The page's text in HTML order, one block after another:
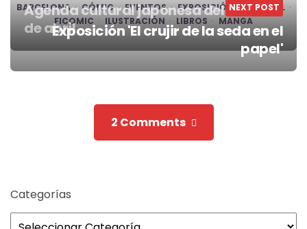
BARCELONA CÓMIC EVENTOS EXPOSICIÓN
FESTIVAL
FICOMIC
ILUSTRACIÓN LIBROS MANGA
Post
navigation
Agenda cultural japonesa del 8 al 14
de abril
NEXT POST
Exposición 'El crujir de la seda en el
papel'
2 Comments
Categorías